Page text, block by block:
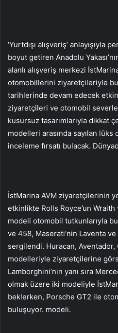
‘Yurtdışı alışveriş’ anlayışıyla
boyut getiren Anadolu
alanlı alışveriş merkezi
otomobillerini ziyaretçileriyle
tarihlerinde devam edecek
ziyaretçileri ve otomobil
kusursuz tasarımlarıyla dikkat
modelleri arasında sayılan lüks
inceleme fırsatı bulacak.
İstMarina AVM ziyaretçilerinin
etkinlikte Rolls Royce’un
modeli otomobil tutkunlarıyla
ve 458, Maserati’nin Laventa
sergilendi. Huracan, Aventador,
modelleriyle ziyaretçilerine
Lamborghini’nin yanı sıra
olmak üzere iki modeliyle
beklerken, Porsche GT2 ile
buluşuyor. modeli.